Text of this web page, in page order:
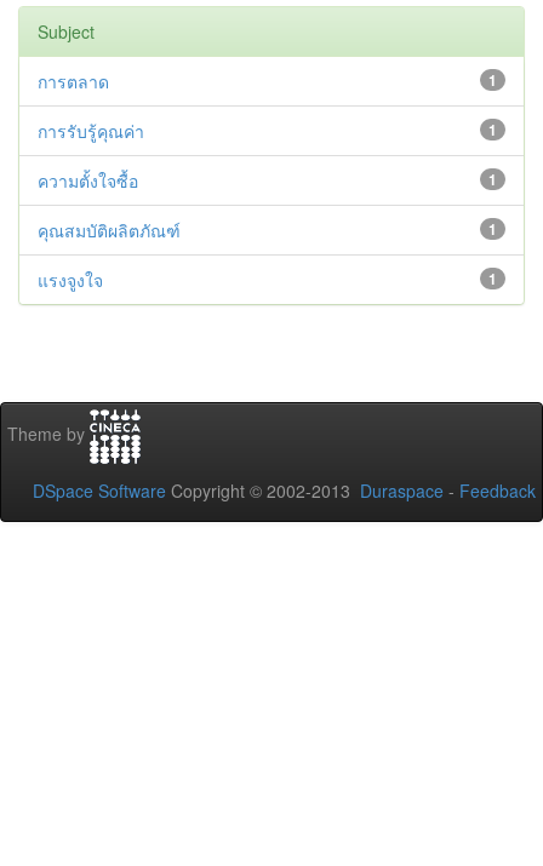
Subject
1
การตลาด
1
การรับรู้คุณค่า
1
ความตั้งใจซื้อ
1
คุณสมบัติผลิตภัณฑ์
1
แรงจูงใจ
Theme by
DSpace Software Copyright © 2002-2013 Duraspace - Feedback